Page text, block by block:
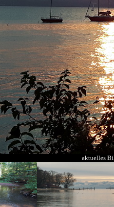
aktuelles